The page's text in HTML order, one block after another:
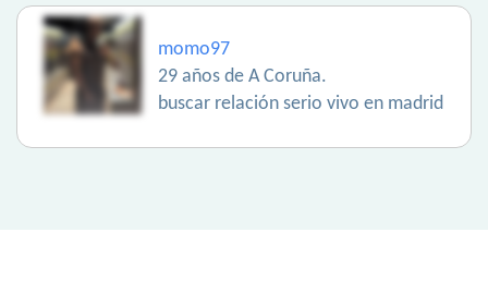
momo97
29 años de A Coruña.
buscar relación serio vivo en madrid